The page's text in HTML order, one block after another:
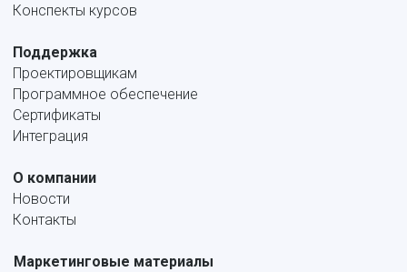
Конспекты курсов
Поддержка
Проектировщикам
Программное обеспечение
Сертификаты
Интеграция
О компании
Новости
Контакты
Маркетинговые материалы